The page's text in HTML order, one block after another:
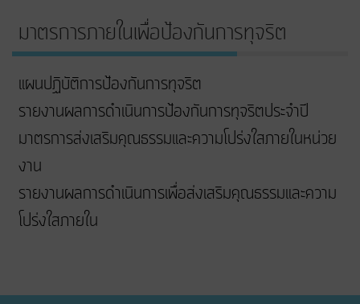
มาตรการภายในเพื่อป้องกันการทุจริต
แผนปฏิบัติการป้องกันการทุจริต
รายงานผลการดำเนินการป้องกันการทุจริตประจำปี
มาตรการส่งเสริมคุณธรรมและความโปร่งใสภายในหน่วย
งาน
รายงานผลการดำเนินการเพื่อส่งเสริมคุณธรรมและความ
โปร่งใสภายใน